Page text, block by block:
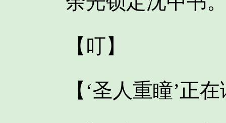
【叮】
【‘圣人重瞳’正在